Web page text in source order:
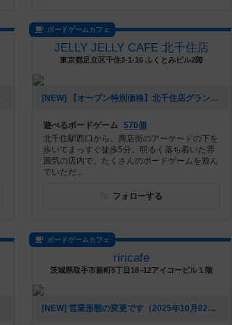
ボードゲームカフェ
JELLY JELLY CAFE 北千住店
東京都足立区千住3-1-16 ふくとみビル2階
[NEW] 【オープン特別価格】北千住店グランドオープンとキャンペーンのご案内（2026年01月09日 14時39分）
遊べるボードゲーム 570個
北千住駅西口から、商店街のアーケードの下を
歩いてまっすぐ徒歩5分。明るく落ち着いた雰
囲気の店内で、たくさんのボードゲームを遊ん
でいただ...
フォローする
ボードゲームカフェ
riricafe
茨城県取手市新町5丁目18−12アイコービル１階
[NEW] 営業形態の変更です（2025年10月02日 12時44分）